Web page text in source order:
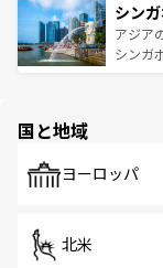
参照し
激する
が待っ
た文化
み、ど
ており
うな絶
シン
アジア
シンガ
で、ホ
国と地域
ヨーロッパ
北米